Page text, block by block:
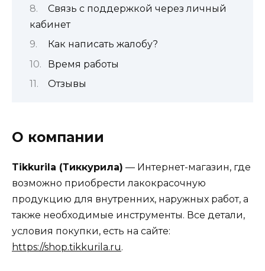
Связь с поддержкой через личный
кабинет
Как написать жалобу?
Время работы
Отзывы
О компании
Tikkurila (Тиккурила) — Интернет-магазин, где
возможно приобрести лакокрасочную
продукцию для внутренних, наружных работ, а
также необходимые инструменты. Все детали,
условия покупки, есть на сайте:
https://shop.tikkurila.ru.